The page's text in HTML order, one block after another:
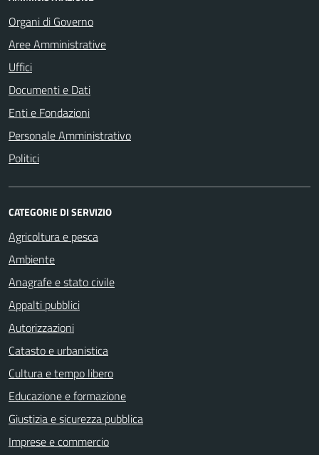
Organi di Governo
Aree Amministrative
Uffici
Documenti e Dati
Enti e Fondazioni
Personale Amministrativo
Politici
CATEGORIE DI SERVIZIO
Agricoltura e pesca
Ambiente
Anagrafe e stato civile
Appalti pubblici
Autorizzazioni
Catasto e urbanistica
Cultura e tempo libero
Educazione e formazione
Giustizia e sicurezza pubblica
Imprese e commercio